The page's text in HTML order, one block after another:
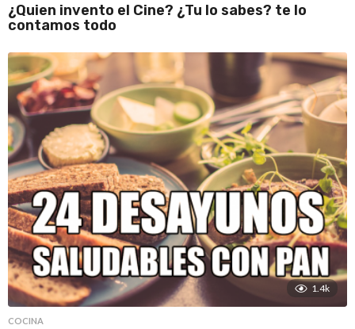
¿Quien invento el Cine? ¿Tu lo sabes? te lo
contamos todo
1.4k
COCINA